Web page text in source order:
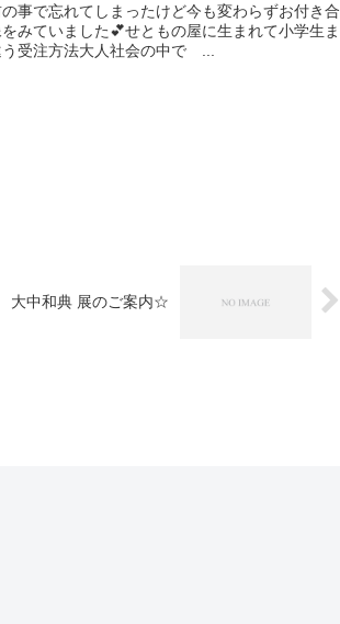
事で忘れてしまったけど今も変わらずお付き合
みていました💕せともの屋に生まれて小学生ま
受注方法大人社会の中で ...
大中和典 展のご案内☆